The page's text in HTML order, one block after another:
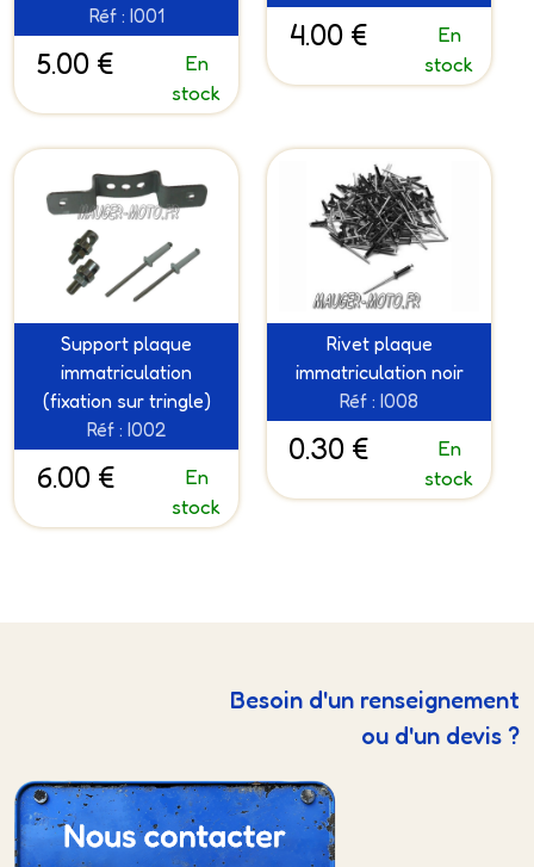
Réf : I001
5.00 €
En
stock
4.00 €
En
stock
Support plaque
immatriculation
(fixation sur tringle)
Réf : I002
6.00 €
En
stock
Rivet plaque
immatriculation noir
Réf : I008
0.30 €
En
stock
Besoin d'un renseignement
ou d'un devis ?